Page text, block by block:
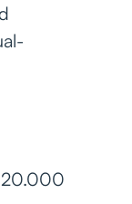
20.000